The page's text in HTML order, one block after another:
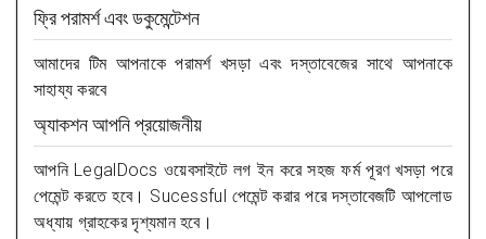
ফ্রি পরামর্শ এবং ডকুমেন্টেশন
আমাদের টিম আপনাকে পরামর্শ খসড়া এবং দস্তাবেজের সাথে আপনাকে
সাহায্য করবে
অ্যাকশন আপনি প্রয়োজনীয়
আপনি LegalDocs ওয়েবসাইটে লগ ইন করে সহজ ফর্ম পূরণ খসড়া পরে
পেমেন্ট করতে হবে। Sucessful পেমেন্ট করার পরে দস্তাবেজটি আপলোড
অধ্যায় গ্রাহকের দৃশ্যমান হবে।